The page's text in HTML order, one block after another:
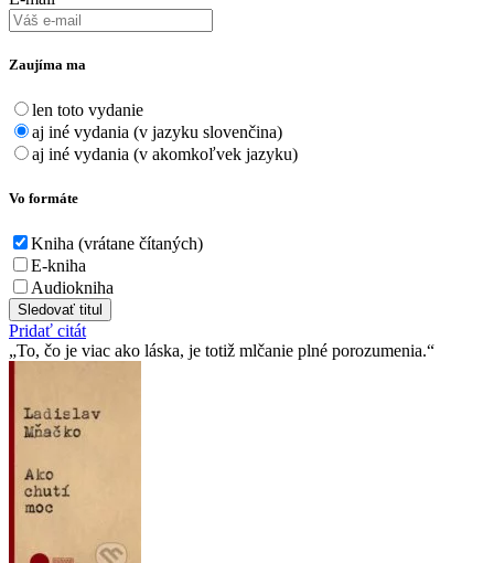
Zaujíma ma
len toto vydanie
aj iné vydania (v jazyku slovenčina)
aj iné vydania (v akomkoľvek jazyku)
Vo formáte
Kniha (vrátane čítaných)
E-kniha
Audiokniha
Sledovať titul
Pridať citát
To, čo je viac ako láska, je totiž mlčanie plné porozumenia.